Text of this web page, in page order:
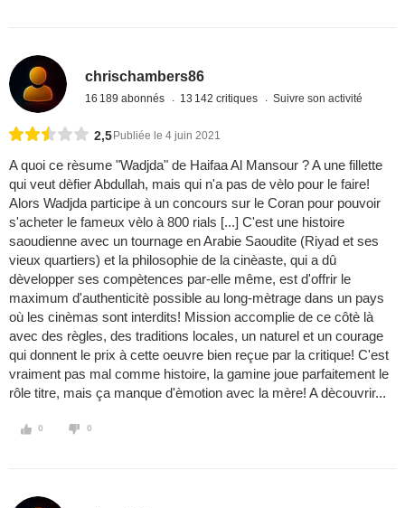
chrischambers86
16 189 abonnés 13 142 critiques Suivre son activité
2,5 Publiée le 4 juin 2021
A quoi ce rèsume "Wadjda" de Haifaa Al Mansour ? A une fillette
qui veut dèfier Abdullah, mais qui n'a pas de vèlo pour le faire!
Alors Wadjda participe à un concours sur le Coran pour pouvoir
s'acheter le fameux vèlo à 800 rials [...] C'est une histoire
saoudienne avec un tournage en Arabie Saoudite (Riyad et ses
vieux quartiers) et la philosophie de la cinèaste, qui a dû
dèvelopper ses compètences par-elle même, est d'offrir le
maximum d'authenticitè possible au long-mètrage dans un pays
où les cinèmas sont interdits! Mission accomplie de ce côtè là
avec des règles, des traditions locales, un naturel et un courage
qui donnent le prix à cette oeuvre bien reçue par la critique! C'est
vraiment pas mal comme histoire, la gamine joue parfaitement le
rôle titre, mais ça manque d'èmotion avec la mère! A dècouvrir...
0 0